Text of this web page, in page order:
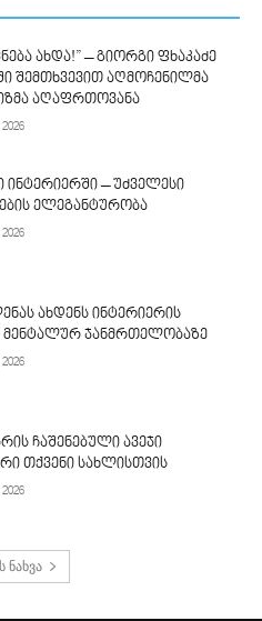
ახდა!” – გიორგი ფხაკაძე
შემთხვევით აღმოჩენილმა
აღაფრთოვანა
ინტერიერში – უძველესი
ელეგანტურობა
ახდენს ინტერიერის
მენტალურ ჯანმრთელობაზე
ჩაშენებული ავეჯი
თქვენი სახლისთვის
ნახვა